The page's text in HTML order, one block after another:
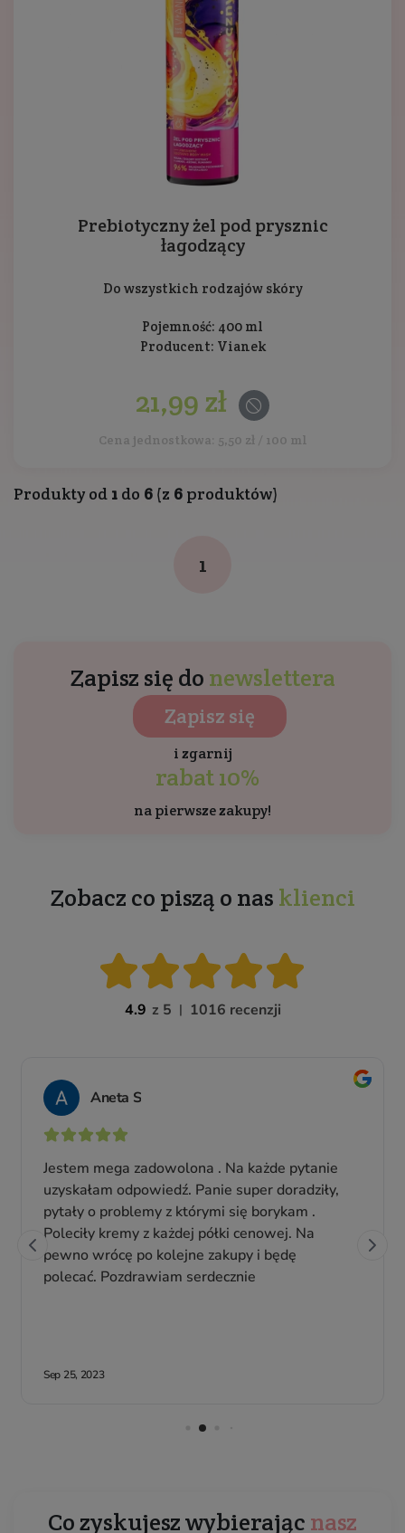
Prebiotyczny żel pod prysznic
łagodzący
Do wszystkich rodzajów skóry
Pojemność: 400 ml
Producent: Vianek
21,99 zł
Cena jednostkowa: 5,50 zł / 100 ml
Produkty od 1 do 6 (z 6 produktów)
1
Zapisz się do newslettera
Zapisz się
i zgarnij
rabat 10%
na pierwsze zakupy!
Zobacz co piszą o nas klienci
Co zyskujesz wybierając nasz